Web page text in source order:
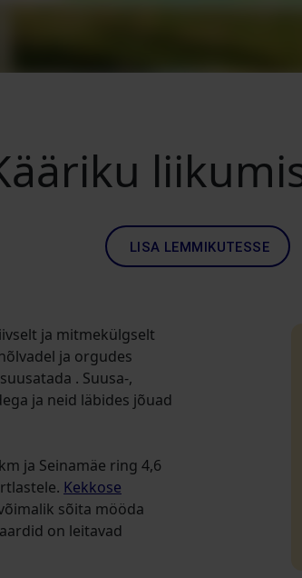
LISA LEMMIKUTESSE
ja mitmekülgselt
ja orgudes
. Suusa-,
ja neid läbides jõuad
ja Seinamäe ring 4,6
Kekkose
sõita mööda
on leitavad